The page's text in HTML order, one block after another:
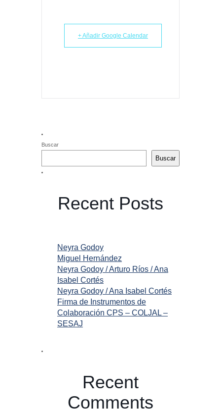
+ Añadir Google Calendar
Buscar
Buscar
Recent Posts
Neyra Godoy
Miguel Hernández
Neyra Godoy / Arturo Ríos / Ana
Isabel Cortés
Neyra Godoy / Ana Isabel Cortés
Firma de Instrumentos de
Colaboración CPS – COLJAL –
SESAJ
Recent
Comments